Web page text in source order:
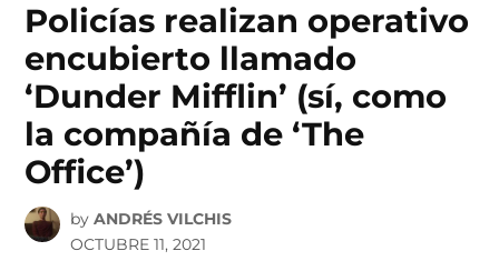
Policías realizan operativo
encubierto llamado
‘Dunder Mifflin’ (sí, como
la compañía de ‘The
Office’)
by ANDRÉS VILCHIS
OCTUBRE 11, 2021